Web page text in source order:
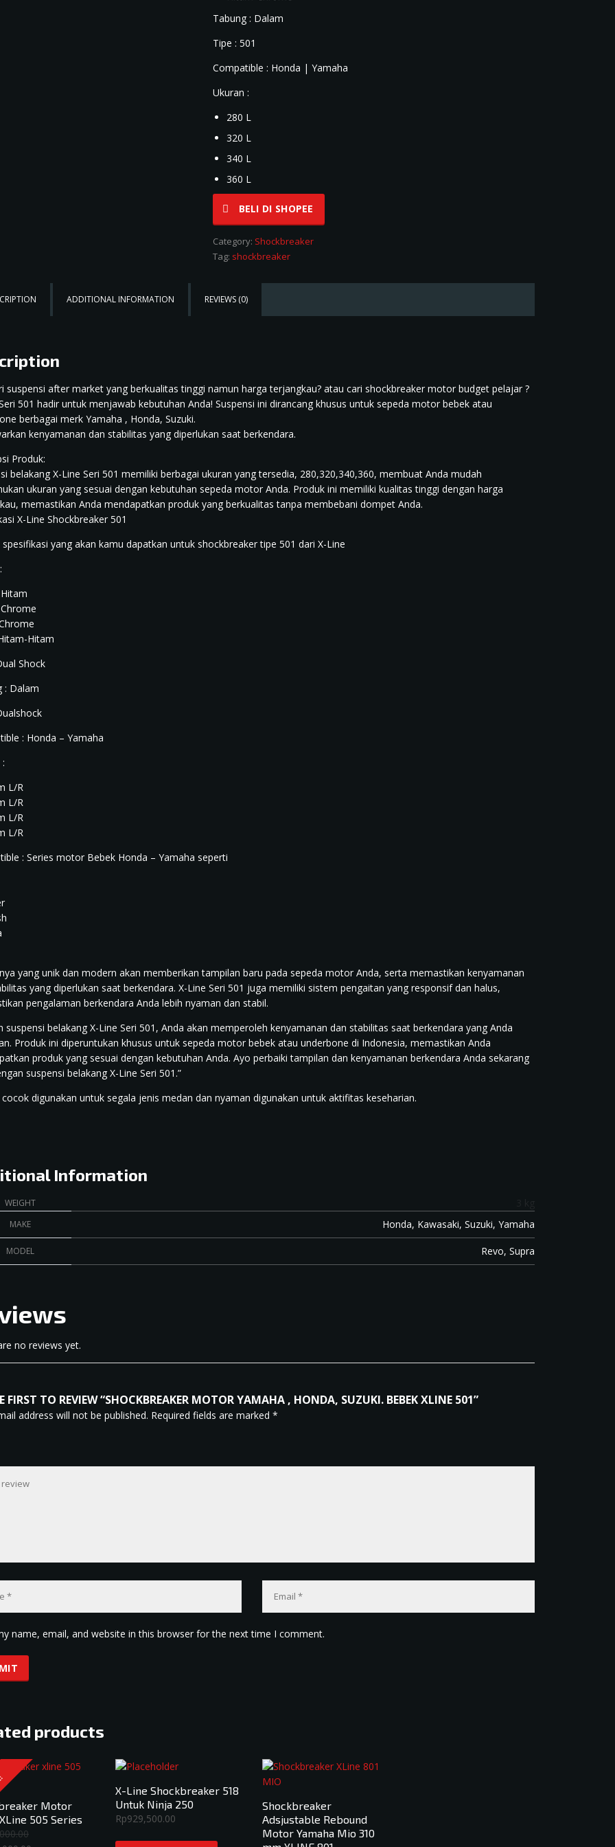
Tabung : Dalam
Tipe : 501
Compatible : Honda | Yamaha
Ukuran :
280 L
320 L
340 L
360 L
BELI DI SHOPEE
Category: Shockbreaker
Tag: shockbreaker
ADDITIONAL INFORMATION REVIEWS (0)
suspensi after market yang berkualitas tinggi namun harga terjangkau? atau cari shockbreaker motor budget pelajar ?
501 hadir untuk menjawab kebutuhan Anda! Suspensi ini dirancang khusus untuk sepeda motor bebek atau
berbagai merk Yamaha , Honda, Suzuki.
kenyamanan dan stabilitas yang diperlukan saat berkendara.
Produk:
belakang X-Line Seri 501 memiliki berbagai ukuran yang tersedia, 280,320,340,360, membuat Anda mudah
ukuran yang sesuai dengan kebutuhan sepeda motor Anda. Produk ini memiliki kualitas tinggi dengan harga
memastikan Anda mendapatkan produk yang berkualitas tanpa membebani dompet Anda.
X-Line Shockbreaker 501
yang akan kamu dapatkan untuk shockbreaker tipe 501 dari X-Line
Hitam
Shock
: Dalam
: Honda – Yamaha
L/R
L/R
L/R
L/R
: Series motor Bebek Honda – Yamaha seperti
yang unik dan modern akan memberikan tampilan baru pada sepeda motor Anda, serta memastikan kenyamanan
yang diperlukan saat berkendara. X-Line Seri 501 juga memiliki sistem pengaitan yang responsif dan halus,
pengalaman berkendara Anda lebih nyaman dan stabil.
suspensi belakang X-Line Seri 501, Anda akan memperoleh kenyamanan dan stabilitas saat berkendara yang Anda
Produk ini diperuntukan khusus untuk sepeda motor bebek atau underbone di Indonesia, memastikan Anda
produk yang sesuai dengan kebutuhan Anda. Ayo perbaiki tampilan dan kenyamanan berkendara Anda sekarang
suspensi belakang X-Line Seri 501.”
digunakan untuk segala jenis medan dan nyaman digunakan untuk aktifitas keseharian.
Information
WEIGHT
MAKE Honda, Kawasaki, Suzuki, Yamaha
MODEL Revo, Supra
no reviews yet.
FIRST TO REVIEW “SHOCKBREAKER MOTOR YAMAHA , HONDA, SUZUKI. BEBEK XLINE 501”
address will not be published. Required fields are marked *
name, email, and website in this browser for the next time I comment.
products
Motor
505 Series
X-Line Shockbreaker 518
Untuk Ninja 250
Rp929,500.00
Shockbreaker
Adsjustable Rebound
Motor Yamaha Mio 310